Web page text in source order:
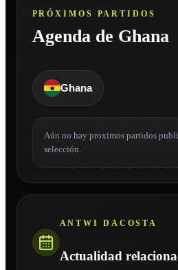
PRÓXIMOS PARTIDOS
Agenda de Ghana
Ghana
Aún no hay proximos partidos
selección.
ANTWI DACOSTA
Actualidad